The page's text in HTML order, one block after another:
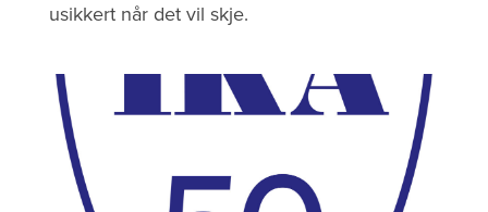
usikkert når det vil skje.